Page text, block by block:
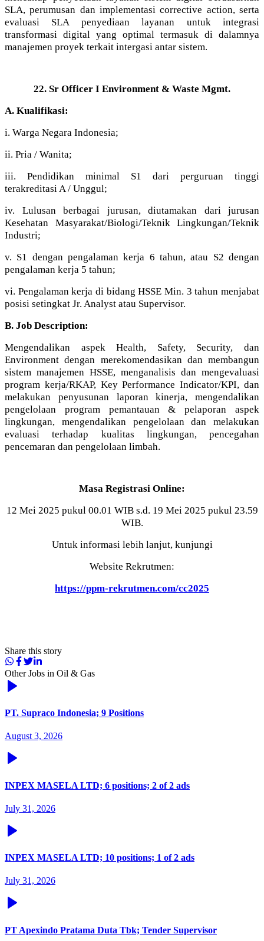
SLA, perumusan dan implementasi corrective action, serta
evaluasi SLA penyediaan layanan untuk integrasi
transformasi digital yang optimal termasuk di dalamnya
manajemen proyek terkait intergasi antar sistem.
22. Sr Officer I Environment & Waste Mgmt.
A. Kualifikasi:
i. Warga Negara Indonesia;
ii. Pria / Wanita;
iii. Pendidikan minimal S1 dari perguruan tinggi
terakreditasi A / Unggul;
iv. Lulusan berbagai jurusan, diutamakan dari jurusan
Kesehatan Masyarakat/Biologi/Teknik Lingkungan/Teknik
Industri;
v. S1 dengan pengalaman kerja 6 tahun, atau S2 dengan
pengalaman kerja 5 tahun;
vi. Pengalaman kerja di bidang HSSE Min. 3 tahun menjabat
posisi setingkat Jr. Analyst atau Supervisor.
B. Job Description:
Mengendalikan aspek Health, Safety, Security, dan
Environment dengan merekomendasikan dan membangun
sistem manajemen HSSE, menganalisis dan mengevaluasi
program kerja/RKAP, Key Performance Indicator/KPI, dan
melakukan penyusunan laporan kinerja, mengendalikan
pengelolaan program pemantauan & pelaporan aspek
lingkungan, mengendalikan pengelolaan dan melakukan
evaluasi terhadap kualitas lingkungan, pencegahan
pencemaran dan pengelolaan limbah.
Masa Registrasi Online:
12 Mei 2025 pukul 00.01 WIB s.d. 19 Mei 2025 pukul 23.59
WIB.
Untuk informasi lebih lanjut, kunjungi
Website Rekrutmen:
https://ppm-rekrutmen.com/cc2025
Share this story
Other Jobs in Oil & Gas
PT. Supraco Indonesia; 9 Positions
August 3, 2026
INPEX MASELA LTD; 6 positions; 2 of 2 ads
July 31, 2026
INPEX MASELA LTD; 10 positions; 1 of 2 ads
July 31, 2026
PT Apexindo Pratama Duta Tbk; Tender Supervisor